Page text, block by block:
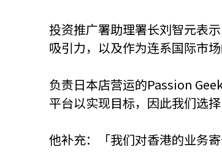
投资推广署助理署长刘智元表
吸引力，以及作为连系国际市
负责日本店营运的Passion
平台以实现目标，因此我们选
他补充：「我们对香港的业务